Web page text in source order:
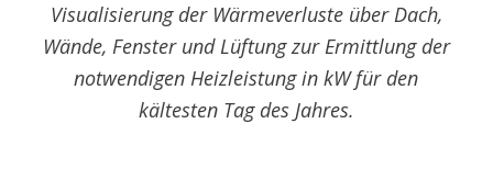
Visualisierung der Wärmeverluste über Dach,
Wände, Fenster und Lüftung zur Ermittlung der
notwendigen Heizleistung in kW für den
kältesten Tag des Jahres.